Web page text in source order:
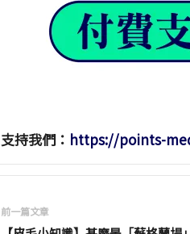
支持我們： https://points-
前一篇文章